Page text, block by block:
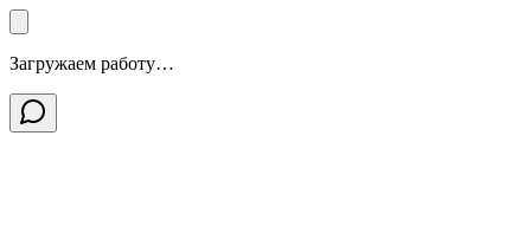
Загружаем работу…